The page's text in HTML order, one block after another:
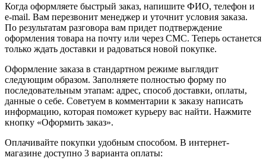
Когда оформляете быстрый заказ, напишите ФИО, телефон и
e-mail. Вам перезвонит менеджер и уточнит условия заказа.
По результатам разговора вам придет подтверждение
оформления товара на почту или через СМС. Теперь останется
только ждать доставки и радоваться новой покупке.
Оформление заказа в стандартном режиме выглядит
следующим образом. Заполняете полностью форму по
последовательным этапам: адрес, способ доставки, оплаты,
данные о себе. Советуем в комментарии к заказу написать
информацию, которая поможет курьеру вас найти. Нажмите
кнопку «Оформить заказ».
Оплачивайте покупки удобным способом. В интернет-
магазине доступно 3 варианта оплаты: